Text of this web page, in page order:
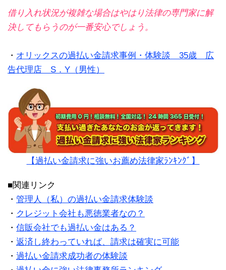
借り入れ状況が複雑な場合はやはり法律の専門家に解
決してもらうのが一番安心でしょう。
・ オリックスの過払い金請求事例・体験談 35歳 広
告代理店 S．Y（男性）
【過払い金請求に強いお薦め法律家ﾗﾝｷﾝｸﾞ】
■関連リンク
・ 管理人（私）の過払い金請求体験談
・ クレジット会社も悪徳業者なの？
・ 信販会社でも過払い金はある？
・ 返済し終わっていれば、請求は確実に可能
・ 過払い金請求成功者の体験談